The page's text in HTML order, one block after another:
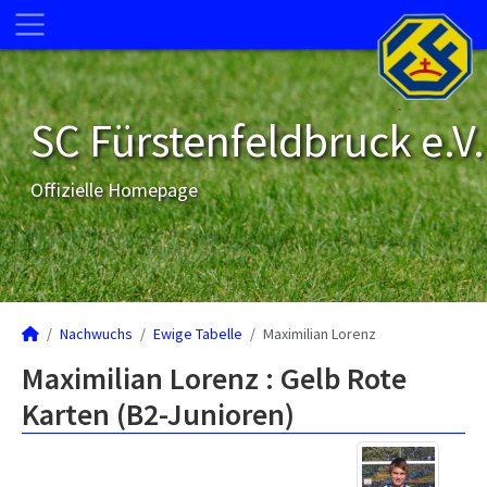
SC Fürstenfeldbruck e.V.
Offizielle Homepage
Nachwuchs Ewige Tabelle Maximilian Lorenz
Maximilian Lorenz : Gelb Rote
Karten (B2-Junioren)